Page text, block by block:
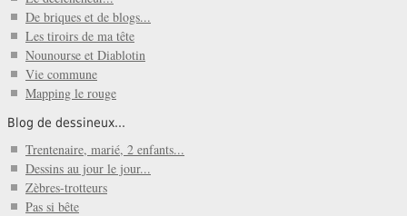
De briques et de blogs...
Les tiroirs de ma tête
Nounourse et Diablotin
Vie commune
Mapping le rouge
Blog de dessineux...
Trentenaire, marié, 2 enfants...
Dessins au jour le jour...
Zèbres-trotteurs
Pas si bête